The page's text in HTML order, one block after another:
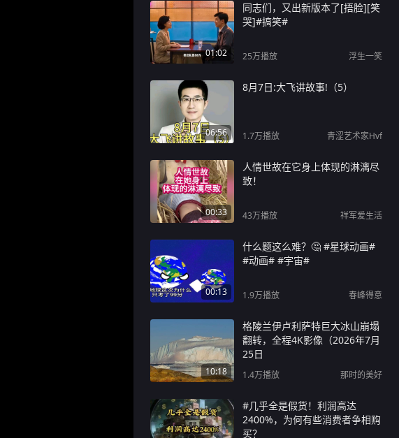
01:02
同志们，又出新版本了[捂脸][笑
哭]#搞笑#
25万播放 浮生一笑
06:56
8月7日:大飞讲故事!（5）
1.7万播放 青涩艺术家Hvf
00:33
人情世故在它身上体现的淋漓尽
致！
43万播放 祥军爱生活
00:13
什么题这么难？🤔 #星球动画#
#动画# #宇宙#
1.9万播放 春峰得意
10:18
格陵兰伊卢利萨特巨大冰山崩塌
翻转，全程4K影像（2026年7月
25日
1.4万播放 那时的美好
#几乎全是假货！利润高达
2400%，为何有些消费者争相购
买？